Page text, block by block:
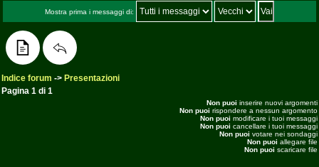
Mostra prima i messaggi di:
Indice forum -> Presentazioni
Pagina 1 di 1
Non puoi inserire nuovi argomenti
Non puoi rispondere a nessun argomento
Non puoi modificare i tuoi messaggi
Non puoi cancellare i tuoi messaggi
Non puoi votare nei sondaggi
Non puoi allegare file
Non puoi scaricare file